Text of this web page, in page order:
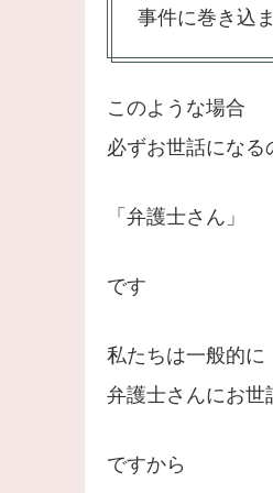
事件に巻き込
このような場合
必ずお世話になる
「弁護士さん」
です
私たちは一般的に
弁護士さんにお世
ですから